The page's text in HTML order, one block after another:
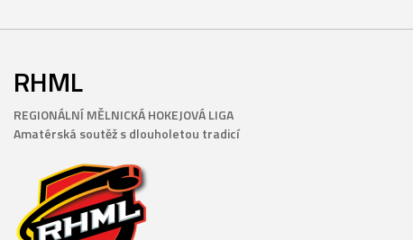
RHML
REGIONÁLNÍ MĚLNICKÁ HOKEJOVÁ LIGA
Amatérská soutěž s dlouholetou tradicí